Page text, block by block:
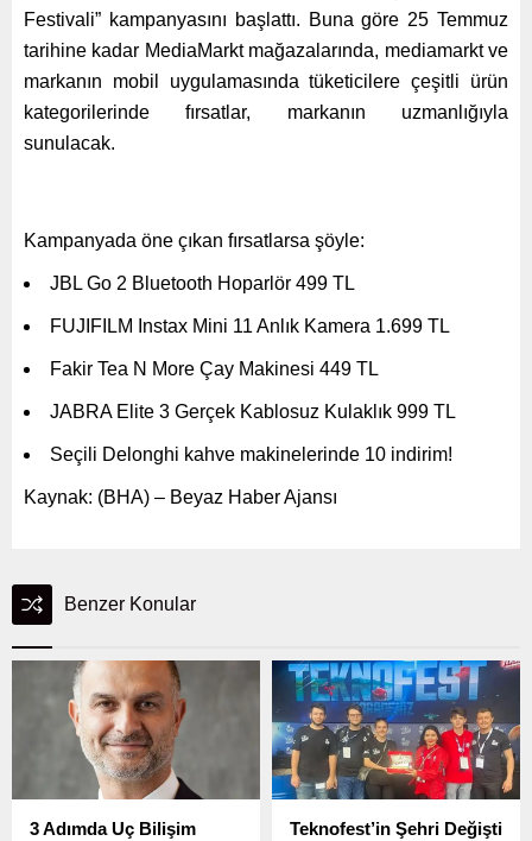
Festivali” kampanyasını başlattı. Buna göre 25 Temmuz
tarihine kadar MediaMarkt mağazalarında, mediamarkt ve
markanın mobil uygulamasında tüketicilere çeşitli ürün
kategorilerinde fırsatlar, markanın uzmanlığıyla
sunulacak.
Kampanyada öne çıkan fırsatlarsa şöyle:
JBL Go 2 Bluetooth Hoparlör 499 TL
FUJIFILM Instax Mini 11 Anlık Kamera 1.699 TL
Fakir Tea N More Çay Makinesi 449 TL
JABRA Elite 3 Gerçek Kablosuz Kulaklık 999 TL
Seçili Delonghi kahve makinelerinde 10 indirim!
Kaynak: (BHA) – Beyaz Haber Ajansı
Benzer Konular
3 Adımda Uç Bilişim
Teknofest’in Şehri Değişti